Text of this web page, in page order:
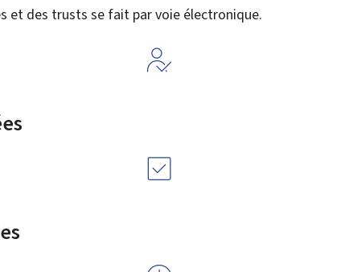
et des trusts se fait par voie électronique.